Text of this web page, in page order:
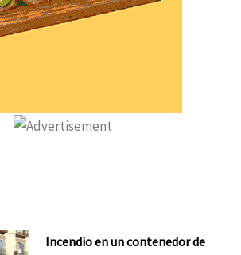
Incendio en un contenedor de